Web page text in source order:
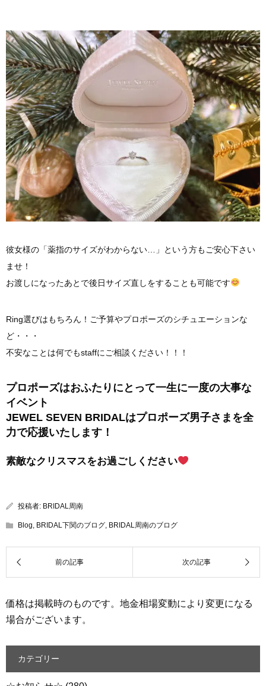
彼女様の「薬指のサイズがわからない…」という方もご安心下さい
ませ！
お渡しになったあとで後日サイズ直しをすることも可能です
Ring選びはもちろん！ご予算やプロポーズのシチュエーションな
ど・・・
不安なことは何でもstaffにご相談ください！！！
プロポーズはおふたりにとって一生に一度の大事な
イベント
JEWEL SEVEN BRIDALはプロポーズ男子さまを全
力で応援いたします！
素敵なクリスマスをお過ごしください
投稿者: BRIDAL周南
Blog BRIDAL下関のブログ BRIDAL周南のブログ
価格は掲載時のものです。地金相場変動により変更になる
場合がございます。
カテゴリー